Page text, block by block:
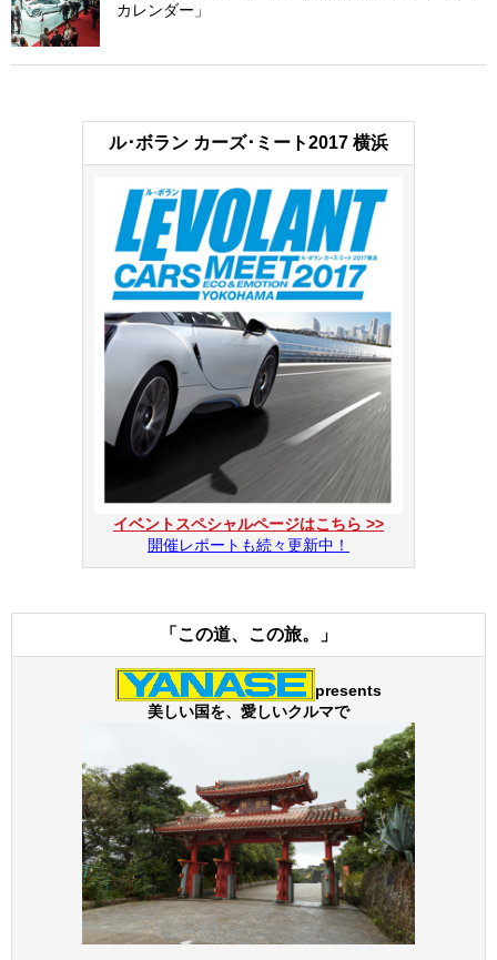
カレンダー」
ル･ボラン カーズ･ミート2017 横浜
イベントスペシャルページはこちら >>
開催レポートも続々更新中！
「この道、この旅。」
presents
美しい国を、愛しいクルマで